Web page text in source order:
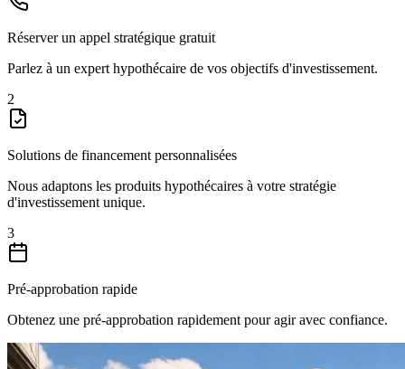
Réserver un appel stratégique gratuit
Parlez à un expert hypothécaire de vos objectifs d'investissement.
2
Solutions de financement personnalisées
Nous adaptons les produits hypothécaires à votre stratégie
d'investissement unique.
3
Pré-approbation rapide
Obtenez une pré-approbation rapidement pour agir avec confiance.